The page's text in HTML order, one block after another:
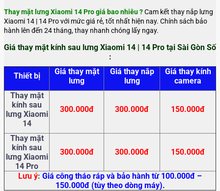
Thay mặt lưng Xiaomi 14 Pro giá bao nhiêu ?Cam kết thay nắp lưng
Xiaomi 14 | 14 Pro với mức giá rẻ, tốt nhất hiện nay. Chính sách bảo
hành lên đến 24 tháng, thay nhanh chóng lấy ngay.
Giá thay mặt kính sau lưng Xiaomi 14 | 14 Pro tại Sài Gòn Số
:
Thiết bị
Giá thay mặt
lưng
Giá thay nắp
lưng
Giá thay kính
camera
Thay mặt
kính sau
lưng Xiaomi
14
300.000đ 300.000đ 150.000đ
Thay mặt
kính sau
lưng Xiaomi
14 Pro
300.000đ 300.000đ 150.000đ
Lưu ý: Giá công tháo ráp và bảo hành từ 100.000đ –
150.000đ (tùy theo dòng máy).